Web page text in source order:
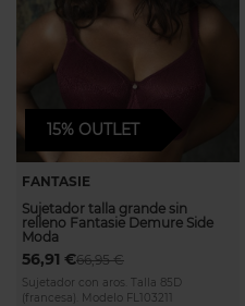
15% OUTLET
FANTASIE
Sujetador talla grande sin
relleno Fantasie Demure Side
Moda
66,95 €
56,91 €
Sujetador con aros. Talla 85D
(francesa). Modelo FL103211